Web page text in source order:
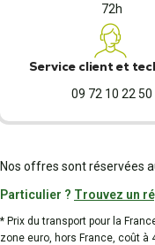
72h
Service client et
09 72 10 22 50
Nos offres sont réservées
Particulier ? Trouvez un
* Prix du transport pour la
zone euro, hors France, coût à